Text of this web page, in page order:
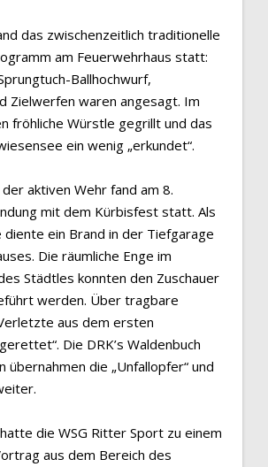
das zwischenzeitlich traditionelle
am Feuerwehrhaus statt:
Ballhochwurf,
Zielwerfen waren angesagt. Im
fröhliche Würstle gegrillt und das
ein wenig „erkundet“.
aktiven Wehr fand am 8.
mit dem Kürbisfest statt. Als
diente ein Brand in der Tiefgarage
Die räumliche Enge im
Städtles konnten den Zuschauer
werden. Über tragbare
aus dem ersten
Die DRK’s Waldenbuch
übernahmen die „Unfallopfer“ und
die WSG Ritter Sport zu einem
aus dem Bereich des